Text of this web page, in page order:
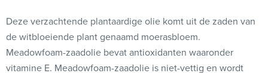
Deze verzachtende plantaardige olie komt uit de zaden van
de witbloeiende plant genaamd moerasbloem.
Meadowfoam-zaadolie bevat antioxidanten waaronder
vitamine E. Meadowfoam-zaadolie is niet-vettig en wordt